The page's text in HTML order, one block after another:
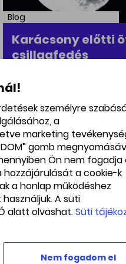
Blog
Karácsony előtti
csillagfedés
Blog
személyre
a
marketing
gomb
Ön nem fogadja
hozzájárulását a cookie-k
a honlap működéshez
A süti
alatt olvashat.Süti
Nem fogadom el